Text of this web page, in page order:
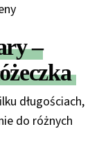
–
długościach,
do różnych